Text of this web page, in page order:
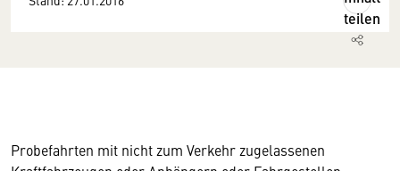
teilen
Probefahrten mit nicht zum Verkehr zugelassenen